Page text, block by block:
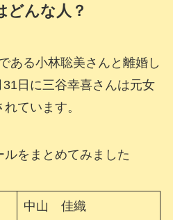
どんな人？
ある小林聡美さんと離婚し
日に三谷幸喜さんは元女
ています。
をまとめてみました
中山 佳織